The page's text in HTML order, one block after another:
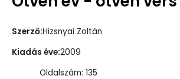
Szerző:Hizsnyai Zoltán
Kiadás éve:2009
Oldalszám: 135